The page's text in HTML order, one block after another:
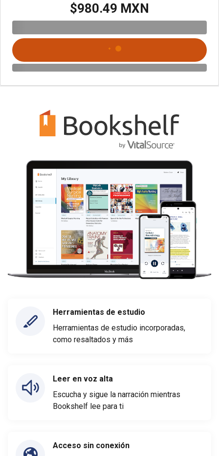
$980.49 MXN
Herramientas de estudio
Herramientas de estudio incorporadas,
como resaltados y más
Leer en voz alta
Escucha y sigue la narración mientras
Bookshelf lee para ti
Acceso sin conexión